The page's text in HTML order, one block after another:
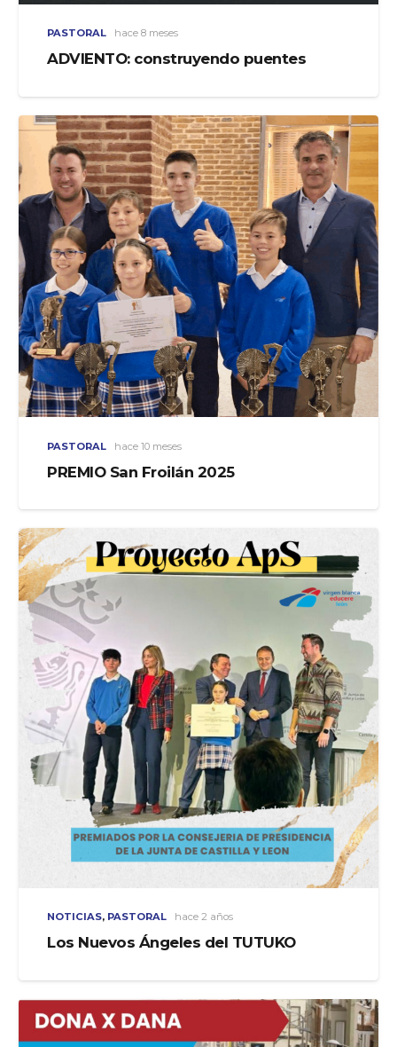
PASTORAL hace 8 meses
ADVIENTO: construyendo puentes
PASTORAL hace 10 meses
PREMIO San Froilán 2025
NOTICIAS, PASTORAL hace 2 años
Los Nuevos Ángeles del TUTUKO